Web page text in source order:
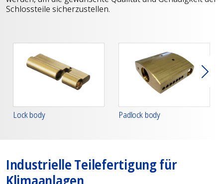
Schlossteile sicherzustellen.
Lock body Padlock body
Industrielle Teilefertigung für
Klimaanlagen